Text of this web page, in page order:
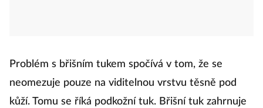
Problém s břišním tukem spočívá v tom, že se
neomezuje pouze na viditelnou vrstvu těsně pod
kůží. Tomu se říká podkožní tuk. Břišní tuk zahrnuje